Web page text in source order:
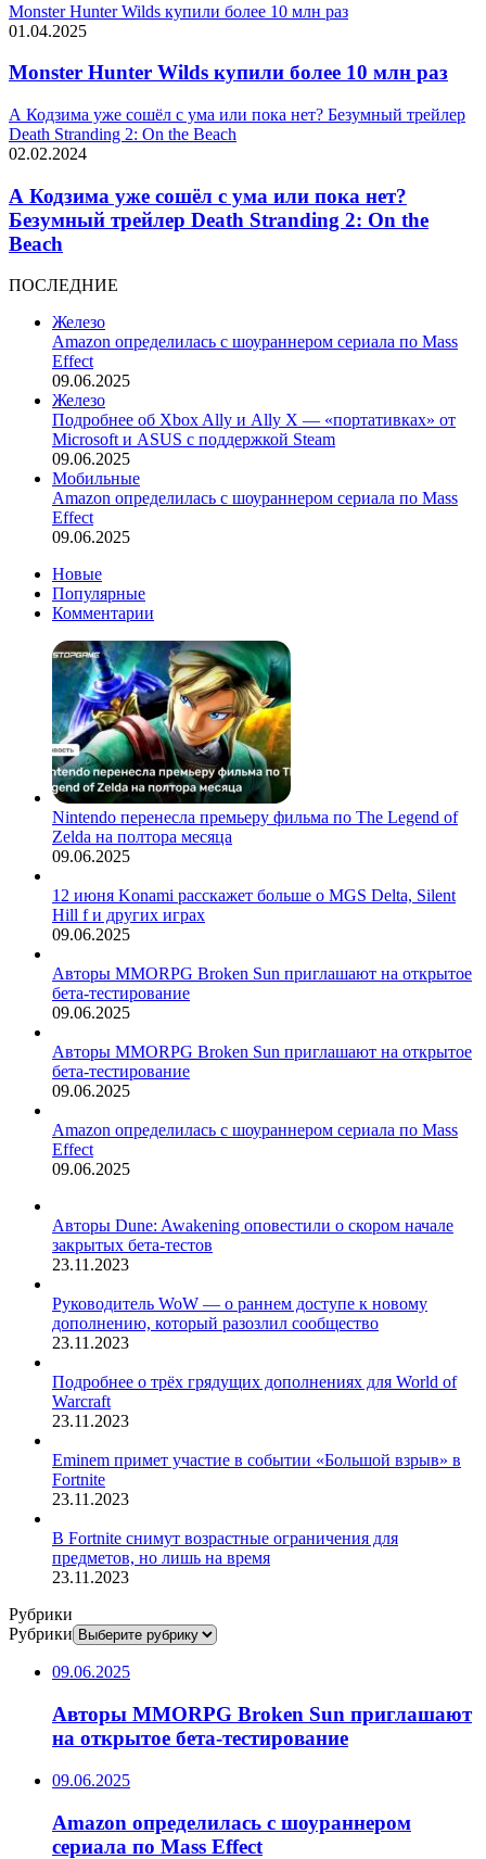
Monster Hunter Wilds купили более 10 млн раз
01.04.2025
Monster Hunter Wilds купили более 10 млн раз
А Кодзима уже сошёл с ума или пока нет? Безумный трейлер
Death Stranding 2: On the Beach
02.02.2024
А Кодзима уже сошёл с ума или пока нет?
Безумный трейлер Death Stranding 2: On the
Beach
ПОСЛЕДНИЕ
Железо
Amazon определилась с шоураннером сериала по Mass
Effect
09.06.2025
Железо
Подробнее об Xbox Ally и Ally X — «портативках» от
Microsoft и ASUS с поддержкой Steam
09.06.2025
Мобильные
Amazon определилась с шоураннером сериала по Mass
Effect
09.06.2025
Новые
Популярные
Комментарии
Nintendo перенесла премьеру фильма по The Legend of
Zelda на полтора месяца
09.06.2025
12 июня Konami расскажет больше о MGS Delta, Silent
Hill f и других играх
09.06.2025
Авторы MMORPG Broken Sun приглашают на открытое
бета-тестирование
09.06.2025
Авторы MMORPG Broken Sun приглашают на открытое
бета-тестирование
09.06.2025
Amazon определилась с шоураннером сериала по Mass
Effect
09.06.2025
Авторы Dune: Awakening оповестили о скором начале
закрытых бета-тестов
23.11.2023
Руководитель WoW — о раннем доступе к новому
дополнению, который разозлил сообщество
23.11.2023
Подробнее о трёх грядущих дополнениях для World of
Warcraft
23.11.2023
Eminem примет участие в событии «Большой взрыв» в
Fortnite
23.11.2023
В Fortnite снимут возрастные ограничения для
предметов, но лишь на время
23.11.2023
Рубрики
Рубрики
09.06.2025
Авторы MMORPG Broken Sun приглашают
на открытое бета-тестирование
09.06.2025
Amazon определилась с шоураннером
сериала по Mass Effect